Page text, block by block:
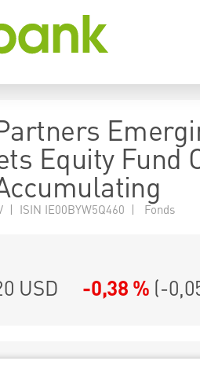
Equity Fund
| ISIN IE00BYW5Q460 | Fonds
USD -0,38 % (-